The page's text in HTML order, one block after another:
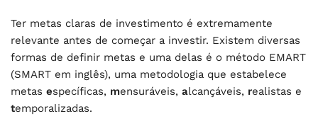
Ter metas claras de investimento é extremamente
relevante antes de começar a investir. Existem diversas
formas de definir metas e uma delas é o método EMART
(SMART em inglês), uma metodologia que estabelece
metas específicas, mensuráveis, alcançáveis, realistas e
temporalizadas.